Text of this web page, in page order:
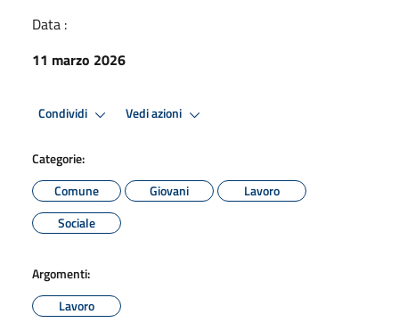
Data :
11 marzo 2026
Condividi Vedi azioni
Categorie:
Comune
Giovani
Lavoro
Sociale
Argomenti:
Lavoro